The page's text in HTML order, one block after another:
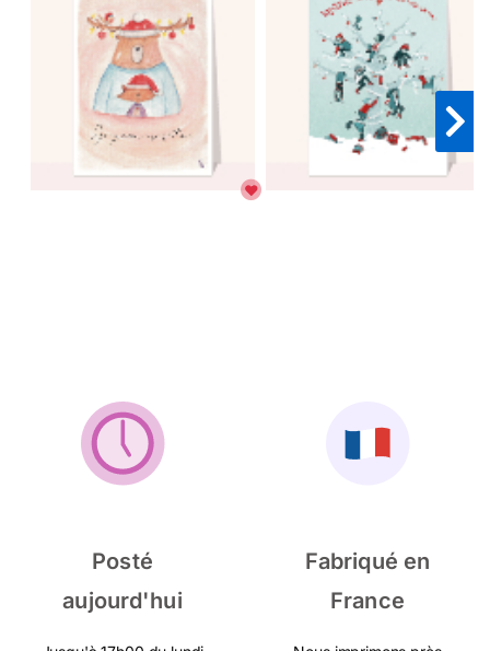
Posté
aujourd'hui
Fabriqué en
France